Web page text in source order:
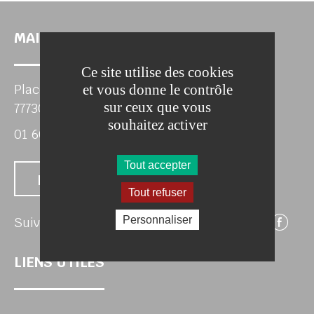
MAIRIE DE CITRY
Place Gaston de Renty
77730 CITRY
01 60 23 60 27
Nous contacter
Suivez-nous
LIENS UTILES
Ce site utilise des cookies
et vous donne le contrôle
sur ceux que vous
souhaitez activer
Tout accepter
Tout refuser
Personnaliser